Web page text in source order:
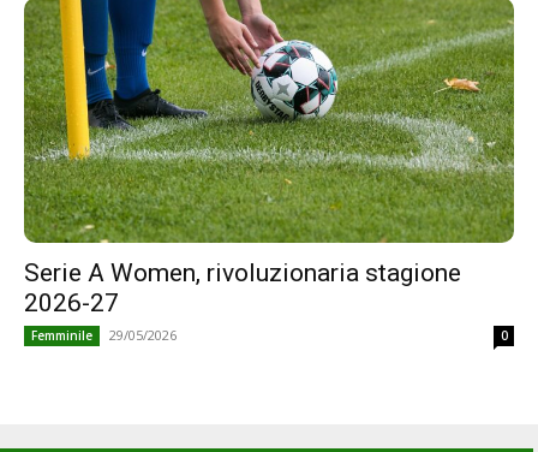
Serie A Women, rivoluzionaria stagione
2026-27
Femminile 29/05/2026 0